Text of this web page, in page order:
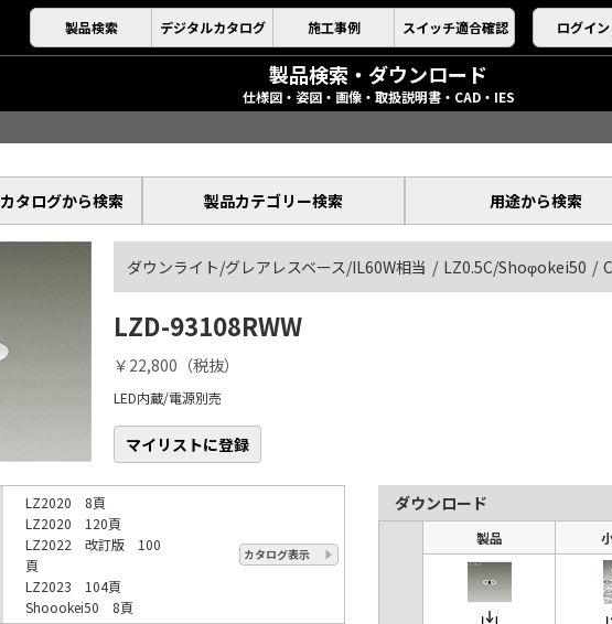
製品検索 デジタルカタログ 施工事例 スイッチ適合確認 ログイン
製品検索・ダウンロード
仕様図・姿図・画像・取扱説明書・CAD・IES
カタログから検索 製品カテゴリー検索 用途から検索
ダウンライト/グレアレスベース/IL60W相当 LZ0.5C/Shoφokei50
LZD-93108RWW
￥22,800（税抜）
LED内蔵/電源別売
マイリストに登録
LZ2020 8頁
LZ2020 120頁
LZ2022 改訂版 100
頁
LZ2023 104頁
Shoookei50 8頁
カタログ表示
ダウンロード
製品